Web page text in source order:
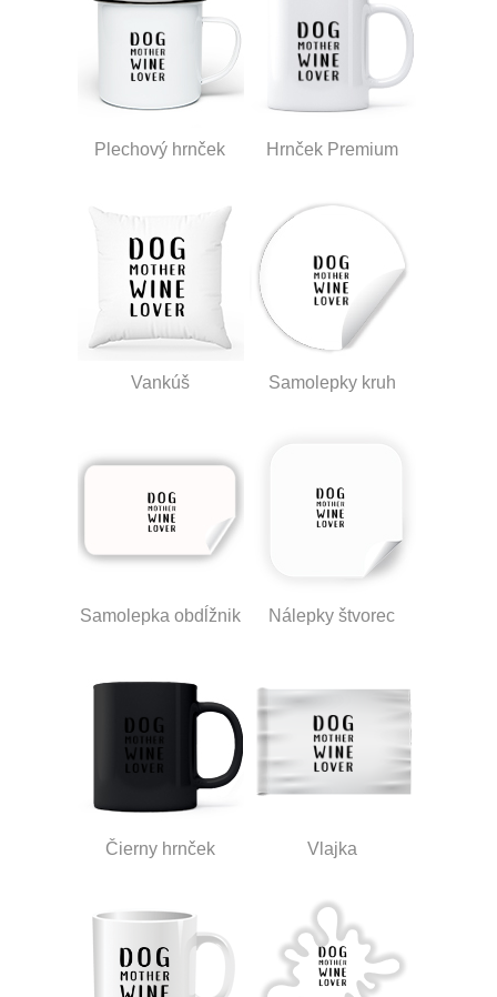
Plechový hrnček Hrnček Premium
Vankúš Samolepky kruh
Samolepka obdĺžnik Nálepky štvorec
Čierny hrnček Vlajka